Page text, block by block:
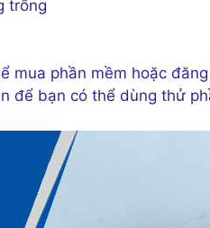
trống
mua phần mềm hoặc
để bạn có thể dùng thử